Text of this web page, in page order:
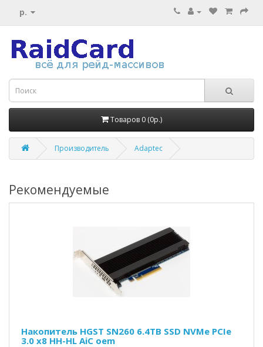
р.
Товаров 0 (0р.)
Производитель Adaptec
Рекомендуемые
Накопитель HGST SN260 6.4TB SSD NVMe PCIe
3.0 x8 HH-HL AiC oem